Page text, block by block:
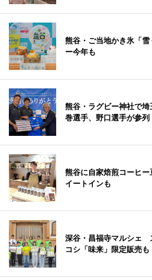
熊谷・ご当地かき氷「
ー今年も
熊谷・ラグビー神社で
巻選手、野口選手が参列
熊谷に自家焙煎コーヒ
イートインも
深谷・昌福寺マルシェ
コシ「味来」限定販売も